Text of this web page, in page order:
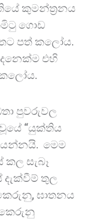
කුමන්ත්‍රනය
ගොඩ
පත් කලෝය.
එහි
පුවරුවල
“යුක්තිය
යන්නයි. මෙම
සැබෑ
තුල
ඝාතනය
කෙරුනු